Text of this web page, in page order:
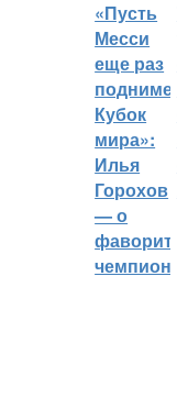
«Пусть
Месси
еще раз
Кубок
мира»:
Илья
Горохов
— о